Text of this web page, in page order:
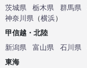
茨城県
栃木県 群馬県
神奈川県 （横浜）
甲信越・北陸
新潟県
富山県 石川県
東海